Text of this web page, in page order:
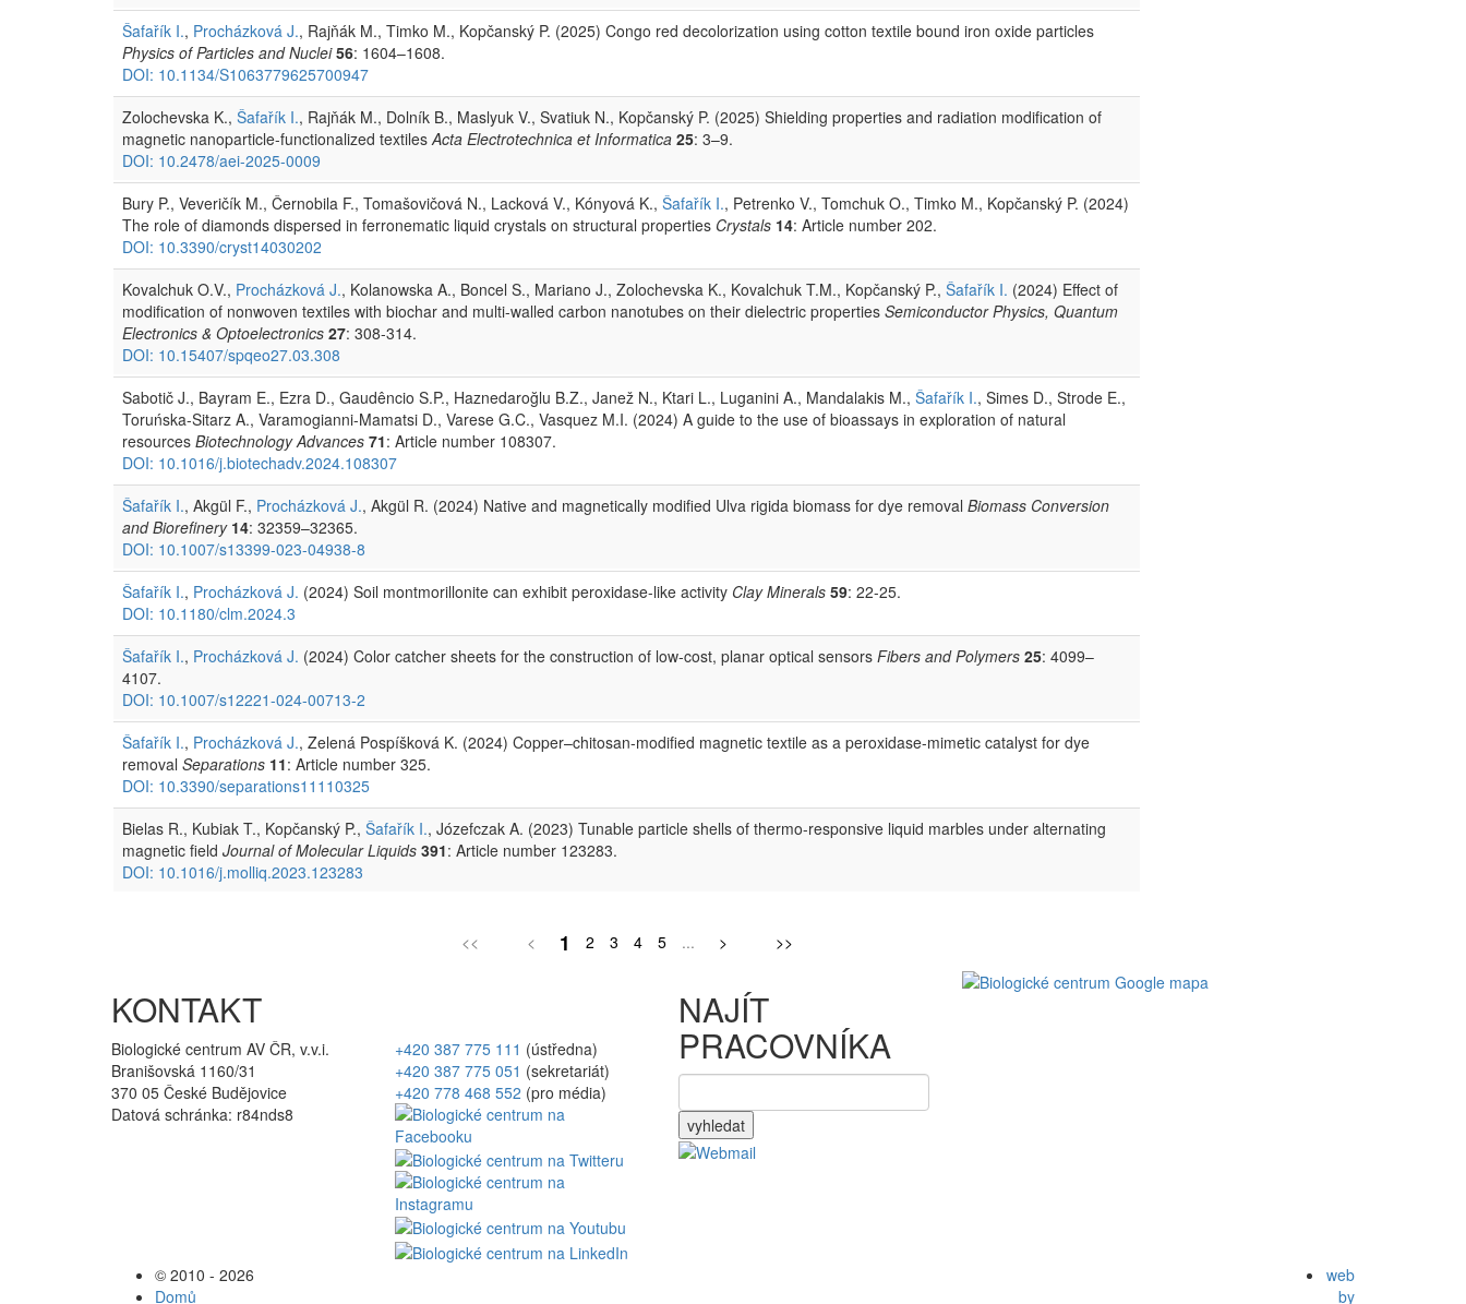
Šafařík I., Procházková J., Rajňák M., Timko M., Kopčanský P. (2025) Congo red decolorization using cotton textile bound iron oxide particles
Physics of Particles and Nuclei 56: 1604–1608.
DOI: 10.1134/S1063779625700947
Zolochevska K., Šafařík I., Rajňák M., Dolník B., Maslyuk V., Svatiuk N., Kopčanský P. (2025) Shielding properties and radiation modification of
magnetic nanoparticle-functionalized textiles Acta Electrotechnica et Informatica 25: 3–9.
DOI: 10.2478/aei-2025-0009
Bury P., Veveričík M., Černobila F., Tomašovičová N., Lacková V., Kónyová K., Šafařík I., Petrenko V., Tomchuk O., Timko M., Kopčanský P. (2024)
The role of diamonds dispersed in ferronematic liquid crystals on structural properties Crystals 14: Article number 202.
DOI: 10.3390/cryst14030202
Kovalchuk O.V., Procházková J., Kolanowska A., Boncel S., Mariano J., Zolochevska K., Kovalchuk T.M., Kopčanský P., Šafařík I. (2024) Effect of
modification of nonwoven textiles with biochar and multi-walled carbon nanotubes on their dielectric properties Semiconductor Physics, Quantum
Electronics & Optoelectronics 27: 308-314.
DOI: 10.15407/spqeo27.03.308
Sabotič J., Bayram E., Ezra D., Gaudêncio S.P., Haznedaroğlu B.Z., Janež N., Ktari L., Luganini A., Mandalakis M., Šafařík I., Simes D., Strode E.,
Toruńska-Sitarz A., Varamogianni-Mamatsi D., Varese G.C., Vasquez M.I. (2024) A guide to the use of bioassays in exploration of natural
resources Biotechnology Advances 71: Article number 108307.
DOI: 10.1016/j.biotechadv.2024.108307
Šafařík I., Akgül F., Procházková J., Akgül R. (2024) Native and magnetically modified Ulva rigida biomass for dye removal Biomass Conversion
and Biorefinery 14: 32359–32365.
DOI: 10.1007/s13399-023-04938-8
Šafařík I., Procházková J. (2024) Soil montmorillonite can exhibit peroxidase-like activity Clay Minerals 59: 22-25.
DOI: 10.1180/clm.2024.3
Šafařík I., Procházková J. (2024) Color catcher sheets for the construction of low‑cost, planar optical sensors Fibers and Polymers 25: 4099–
4107.
DOI: 10.1007/s12221-024-00713-2
Šafařík I., Procházková J., Zelená Pospíšková K. (2024) Copper–chitosan-modified magnetic textile as a peroxidase-mimetic catalyst for dye
removal Separations 11: Article number 325.
DOI: 10.3390/separations11110325
Bielas R., Kubiak T., Kopčanský P., Šafařík I., Józefczak A. (2023) Tunable particle shells of thermo-responsive liquid marbles under alternating
magnetic field Journal of Molecular Liquids 391: Article number 123283.
DOI: 10.1016/j.molliq.2023.123283
<< < 1 2 3 4 5 ... > >>
KONTAKT
Biologické centrum AV ČR, v.v.i.
Branišovská 1160/31
370 05 České Budějovice
Datová schránka: r84nds8
+420 387 775 111 (ústředna)
+420 387 775 051 (sekretariát)
+420 778 468 552 (pro média)
NAJÍT
PRACOVNÍKA
vyhledat
© 2010 - 2026
Domů
web
by